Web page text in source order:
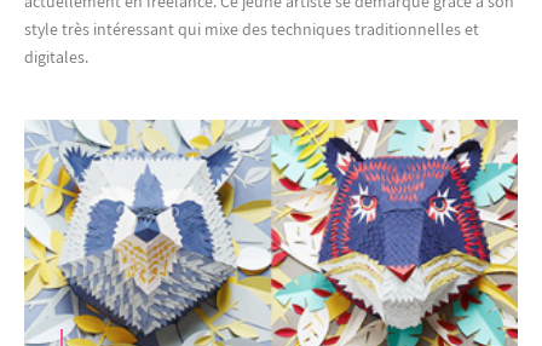
style très intéressant qui mixe des techniques traditionnelles et
digitales.